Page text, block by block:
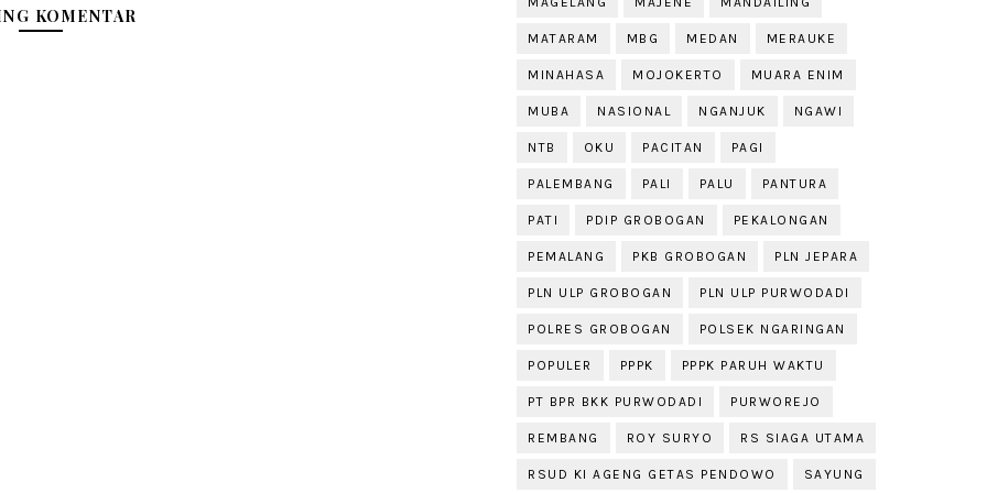
KOMENTAR
MATARAM MBG MEDAN MERAUKE
MINAHASA MOJOKERTO MUARA ENIM
MUBA NASIONAL NGANJUK NGAWI
NTB OKU PACITAN PAGI
PALEMBANG PALI PALU PANTURA
PATI PDIP GROBOGAN PEKALONGAN
PEMALANG PKB GROBOGAN PLN JEPARA
PLN ULP GROBOGAN PLN ULP PURWODADI
POLRES GROBOGAN POLSEK NGARINGAN
POPULER PPPK PPPK PARUH WAKTU
PT BPR BKK PURWODADI PURWOREJO
REMBANG ROY SURYO RS SIAGA UTAMA
RSUD KI AGENG GETAS PENDOWO SAYUNG